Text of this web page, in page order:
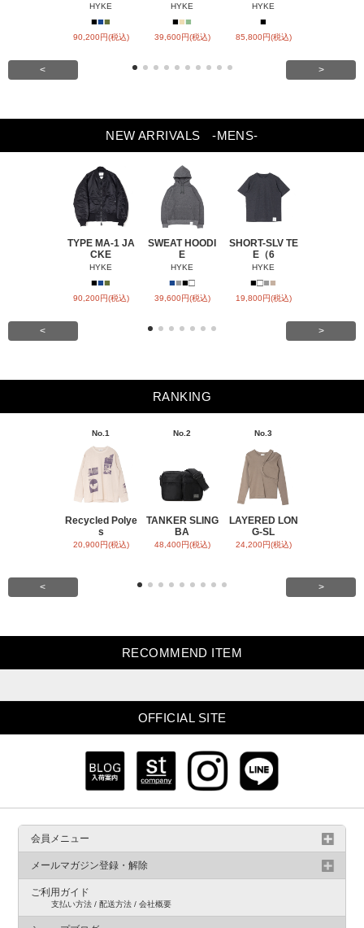
HYKE
■■■
90,200円(税込)
HYKE
■■■
39,600円(税込)
HYKE
■
85,800円(税込)
< >
NEW ARRIVALS -MENS-
TYPE MA-1 JA
CKE
HYKE
■■■
90,200円(税込)
SWEAT HOODI
E
HYKE
■■■□
39,600円(税込)
SHORT-SLV TE
E（6
HYKE
■□■■
19,800円(税込)
< >
RANKING
No.1
Recycled Polye
s
20,900円(税込)
No.2
TANKER SLING
BA
48,400円(税込)
No.3
LAYERED LON
G-SL
24,200円(税込)
< >
RECOMMEND ITEM
OFFICIAL SITE
会員メニュー
メールマガジン登録・解除
ご利用ガイド
支払い方法 / 配送方法 / 会社概要